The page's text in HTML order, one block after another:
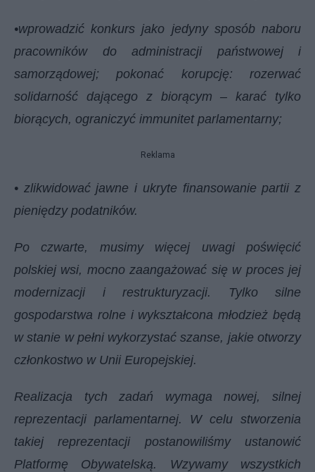
•wprowadzić konkurs jako jedyny sposób naboru
pracowników do administracji państwowej i
samorządowej; pokonać korupcję: rozerwać
solidarność dającego z biorącym – karać tylko
biorących, ograniczyć immunitet parlamentarny;
Reklama
• zlikwidować jawne i ukryte finansowanie partii z
pieniędzy podatników.
Po czwarte, musimy więcej uwagi poświęcić
polskiej wsi, mocno zaangażować się w proces jej
modernizacji i restrukturyzacji. Tylko silne
gospodarstwa rolne i wykształcona młodzież będą
w stanie w pełni wykorzystać szanse, jakie otworzy
członkostwo w Unii Europejskiej.
Realizacja tych zadań wymaga nowej, silnej
reprezentacji parlamentarnej. W celu stworzenia
takiej reprezentacji postanowiliśmy ustanowić
Platformę Obywatelską. Wzywamy wszystkich